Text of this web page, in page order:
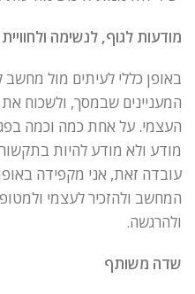
מודעות לגוף, לנשימה
באופן כללי לעיתים מול מחשב
המעניינים שבמסך, ולשכוח
העצמי. על אחת כמה וכמה
מודע ולא מודע להיות
עובדה זאת, אני מקפידה
המחשב ולהזכיר לעצמי
ולהרגשה.
שדה משותף